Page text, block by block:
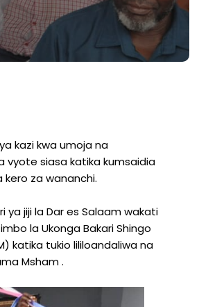
kazi kwa umoja na
vyote siasa katika kumsaidia
kero za wananchi.
ya jiji la Dar es Salaam wakati
la Ukonga Bakari Shingo
katika tukio lililoandaliwa na
Msham .